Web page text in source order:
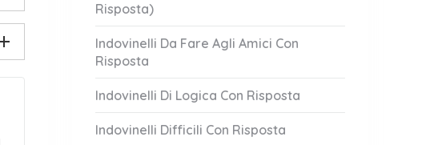
Risposta)
Indovinelli Da Fare Agli Amici Con
Risposta
Indovinelli Di Logica Con Risposta
Indovinelli Difficili Con Risposta